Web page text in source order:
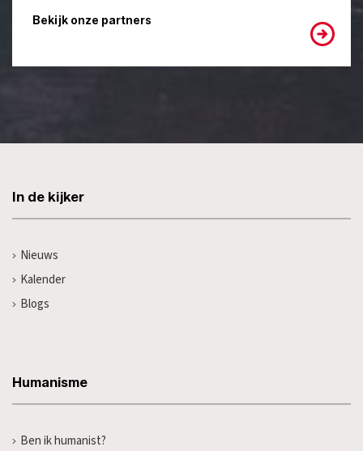
Bekijk onze partners
In de kijker
Nieuws
Kalender
Blogs
Humanisme
Ben ik humanist?